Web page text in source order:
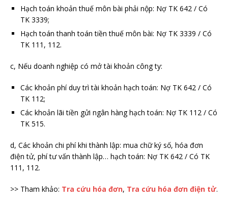
Hạch toán khoản thuế môn bài phải nộp: Nợ TK 642 / Có
TK 3339;
Hạch toán thanh toán tiền thuế môn bài: Nợ TK 3339 / Có
TK 111, 112.
c, Nếu doanh nghiệp có mở tài khoản công ty:
Các khoản phí duy trì tài khoản hạch toán: Nợ TK 642 / Có
TK 112;
Các khoản lãi tiền gửi ngân hàng hạch toán: Nợ TK 112 / Có
TK 515.
d, Các khoản chi phí khi thành lập: mua chữ ký số, hóa đơn
điện tử, phí tư vấn thành lập… hạch toán: Nợ TK 642 / Có TK
111, 112.
>> Tham khảo: Tra cứu hóa đơn, Tra cứu hóa đơn điện tử.